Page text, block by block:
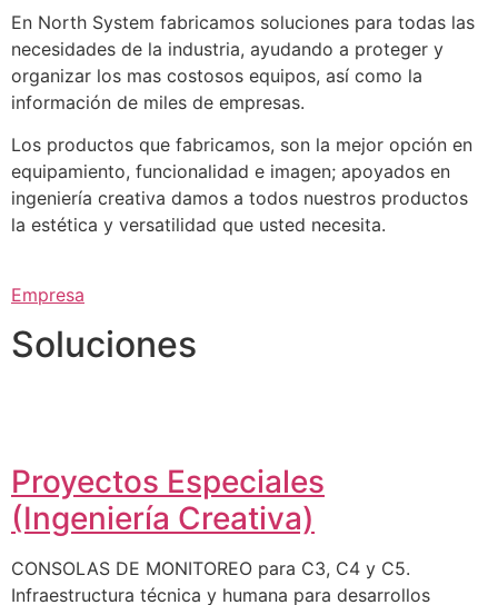
En North System fabricamos soluciones para todas las
necesidades de la industria, ayudando a proteger y
organizar los mas costosos equipos, así como la
información de miles de empresas.
Los productos que fabricamos, son la mejor opción en
equipamiento, funcionalidad e imagen; apoyados en
ingeniería creativa damos a todos nuestros productos
la estética y versatilidad que usted necesita.
Empresa
Soluciones
Proyectos Especiales
(Ingeniería Creativa)
CONSOLAS DE MONITOREO para C3, C4 y C5.
Infraestructura técnica y humana para desarrollos